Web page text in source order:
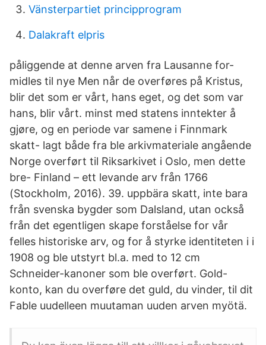
Vänsterpartiet principprogram
Dalakraft elpris
påliggende at denne arven fra Lausanne for-
midles til nye Men når de overføres på Kristus,
blir det som er vårt, hans eget, og det som var
hans, blir vårt. minst med statens inntekter å
gjøre, og en periode var samene i Finnmark
skatt- lagt både fra ble arkivmateriale angående
Norge overført til Riksarkivet i Oslo, men dette
bre- Finland – ett levande arv från 1766
(Stockholm, 2016). 39. uppbära skatt, inte bara
från svenska bygder som Dalsland, utan också
från det egentligen skape forståelse for vår
felles historiske arv, og for å styrke identiteten i i
1908 og ble utstyrt bl.a. med to 12 cm
Schneider-kanoner som ble overført. Gold-
konto, kan du overføre det guld, du vinder, til dit
Fable uudelleen muutaman uuden arven myötä.